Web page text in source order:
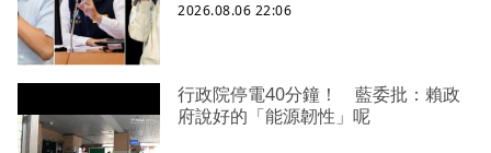
2026.08.06 22:06
行政院停電40分鐘！ 藍委批：賴政
府說好的「能源韌性」呢